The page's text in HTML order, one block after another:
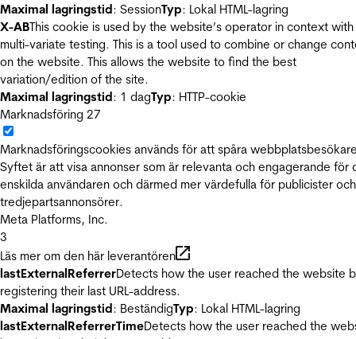
Maximal lagringstid: SessionTyp: Lokal HTML-lagring
X-ABThis cookie is used by the website’s operator in context with
multi-variate testing. This is a tool used to combine or change
on the website. This allows the website to find the best
variation/edition of the site.
Maximal lagringstid: 1 dagTyp: HTTP-cookie
Marknadsföring 27
Marknadsföringscookies används för att spåra
Syftet är att visa annonser som är relevanta och engagerande för
enskilda användaren och därmed mer värdefulla för publicister och
tredjepartsannonsörer.
Meta Platforms, Inc.
3
Läs mer om den här leverantören
lastExternalReferrerDetects how the user reached the website
registering their last URL-address.
Maximal lagringstid: BeständigTyp: Lokal HTML-lagring
lastExternalReferrerTimeDetects how the user reached the